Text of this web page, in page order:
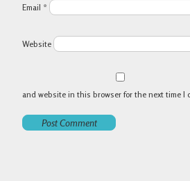
Email *
Website
and website in this browser for the next time I